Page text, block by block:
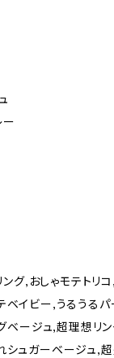
ー
ング,おしゃモテトリ
ベイビー,うるうるパ
ベージュ,超理想リ
シュガーベージュ,